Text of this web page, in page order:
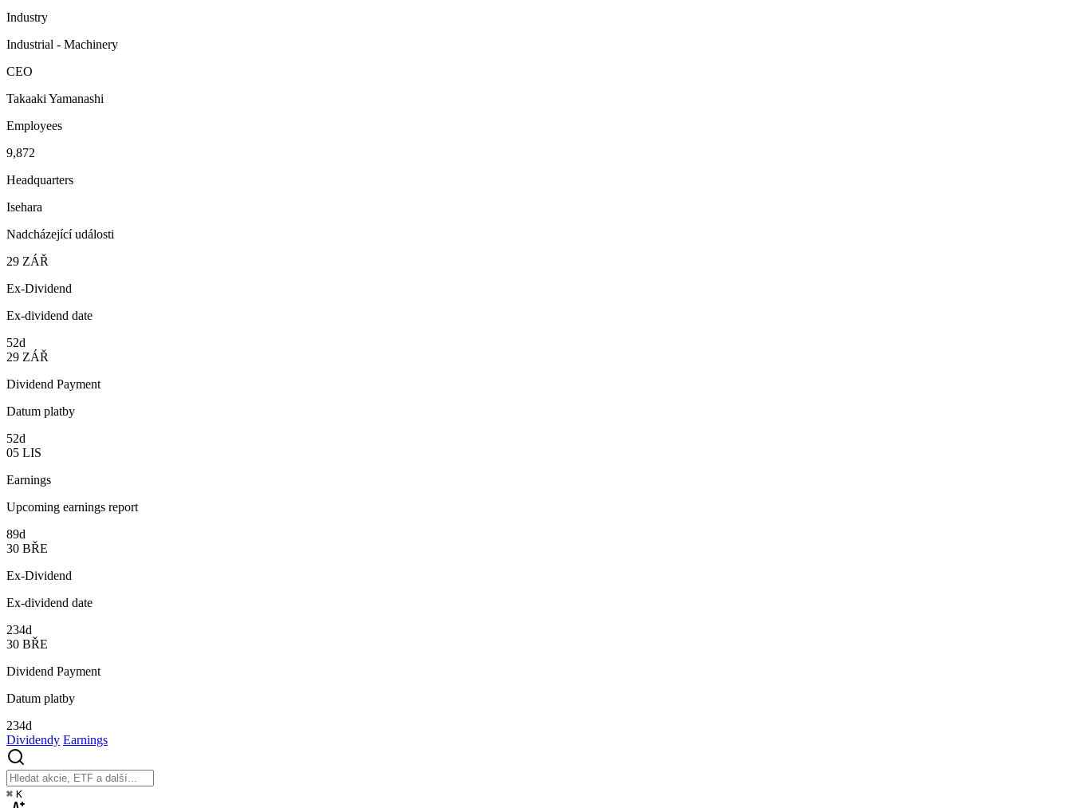
Industry
Industrial - Machinery
CEO
Takaaki Yamanashi
Employees
9,872
Headquarters
Isehara
Nadcházející události
29 ZÁŘ
Ex-Dividend
Ex-dividend date
52d
29 ZÁŘ
Dividend Payment
Datum platby
52d
05 LIS
Earnings
Upcoming earnings report
89d
30 BŘE
Ex-Dividend
Ex-dividend date
234d
30 BŘE
Dividend Payment
Datum platby
234d
Dividendy Earnings
⌘ K